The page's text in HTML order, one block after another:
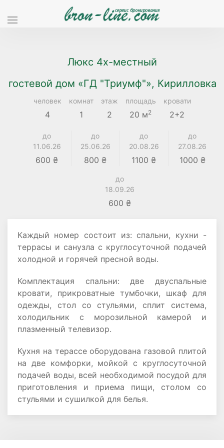
Люкс 4х-местный
гостевой дом «ГД "Триумф"», Кирилловка
человек
4
комнат
1
этаж
2
площадь
20 м2
кровати
2+2
до
11.06.26
600 ₴
до
25.06.26
800 ₴
до
20.08.26
1100 ₴
до
27.08.26
1000 ₴
до
18.09.26
600 ₴
Каждый номер состоит из: спальни, кухни -
террасы и санузла с круглосуточной подачей
холодной и горячей пресной воды.
Комплектация спальни: две двуспальные
кровати, прикроватные тумбочки, шкаф для
одежды, стол со стульями, сплит система,
холодильник с морозильной камерой и
плазменный телевизор.
Кухня на терассе оборудована газовой плитой
на две комфорки, мойкой с круглосуточной
подачей воды, всей необходимой посудой для
приготовления и приема пищи, столом со
стульями и сушилкой для белья.